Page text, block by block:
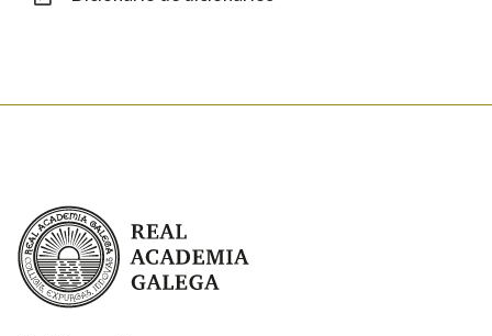
Real Academia Galega